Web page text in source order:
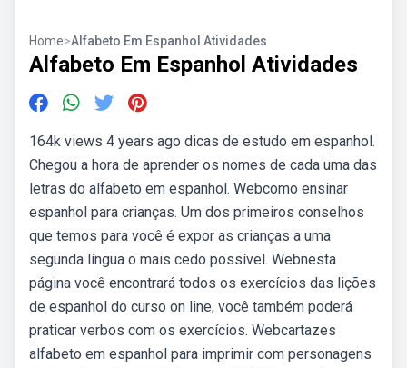
Home>Alfabeto Em Espanhol Atividades
Alfabeto Em Espanhol Atividades
164k views 4 years ago dicas de estudo em espanhol.
Chegou a hora de aprender os nomes de cada uma das
letras do alfabeto em espanhol. Webcomo ensinar
espanhol para crianças. Um dos primeiros conselhos
que temos para você é expor as crianças a uma
segunda língua o mais cedo possível. Webnesta
página você encontrará todos os exercícios das lições
de espanhol do curso on line, você também poderá
praticar verbos com os exercícios. Webcartazes
alfabeto em espanhol para imprimir com personagens